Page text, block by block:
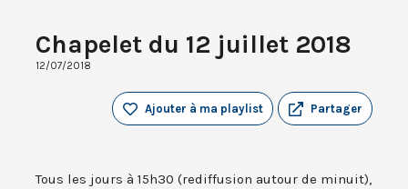
Chapelet du 12 juillet 2018
12/07/2018
Partager
Ajouter à ma playlist
Tous les jours à 15h30 (rediffusion autour de minuit),